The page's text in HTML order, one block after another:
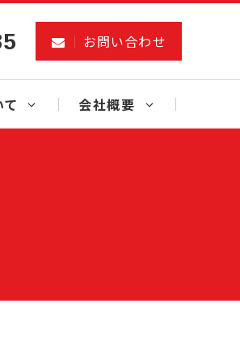
お問い合わせ
会社概要